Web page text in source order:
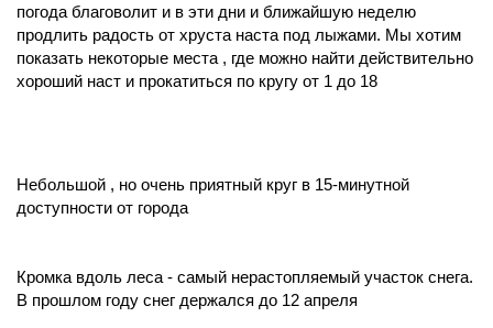
погода благоволит и в эти дни и ближайшую неделю
продлить радость от хруста наста под лыжами. Мы хотим
показать некоторые места , где можно найти действительно
хороший наст и прокатиться по кругу от 1 до 18
Hебольшой , но очень приятный круг в 15-минутной
доступности от города
Кромка вдоль леса - самый нерастопляемый участок снега.
В прошлом году снег держался до 12 апреля